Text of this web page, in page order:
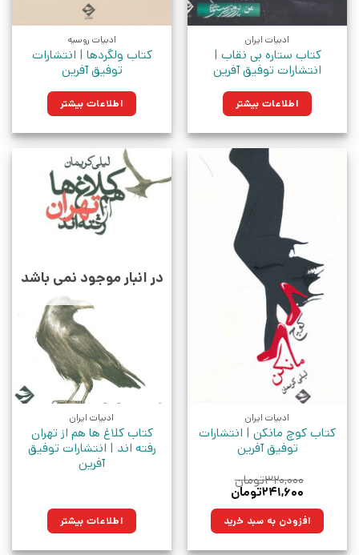
ادبیات ایران
کتاب ستاره بی نقاب |
انتشارات توفیق آفرین
اطلاعات بیشتر
ادبیات روسیه
کتاب ولگردها | انتشارات
توفیق آفرین
اطلاعات بیشتر
ادبیات ایران
کتاب کوچ مانکن | انتشارات
توفیق آفرین
۳۲۰,۰۰۰تومان
قیمت
۳۲۰,۰۰۰تومان
بود.
۲۴۱,۶۰۰تومان
۲۴۱,۶۰۰تومان.افزودن به سبد خرید
در انبار موجود نمی باشد
ادبیات ایران
کتاب کلاغ ها هم از تهران
رفته اند | انتشارات توفیق
آفرین
اطلاعات بیشتر